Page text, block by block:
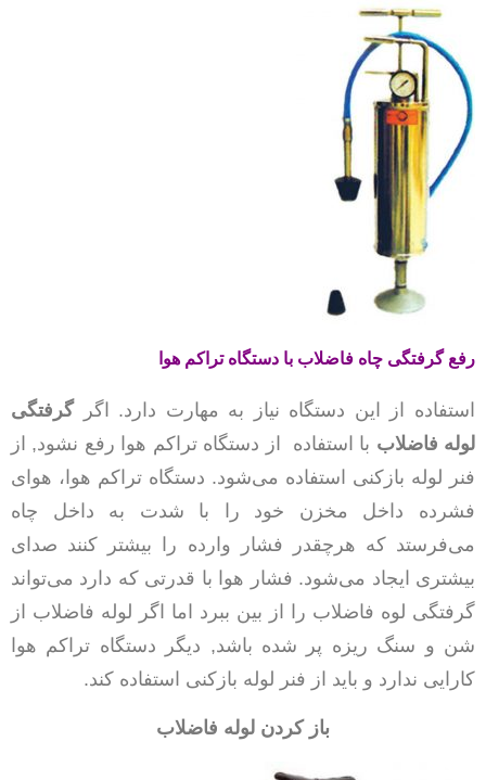
رفع گرفتگی چاه فاضلاب با دستگاه تراکم هوا
استفاده از این دستگاه نیاز به مهارت دارد. اگرگرفتگی
لوله فاضلاب با استفاده از دستگاه تراکم هوا رفع نشود, از
فنر لوله بازکنی استفاده می‌شود. دستگاه تراکم هوا، هوای
فشرده داخل مخزن خود را با شدت به داخل چاه
می‌فرستد که هرچقدر فشار وارده را بیشتر کنند صدای
بیشتری ایجاد می‌شود. فشار هوا با قدرتی که دارد می‌تواند
گرفتگی لوه فاضلاب را از بین ببرد اما اگر لوله فاضلاب از
شن و سنگ ریزه پر شده باشد, دیگر دستگاه تراکم هوا
کارایی ندارد و باید از فنر لوله بازکنی استفاده کند.
باز کردن لوله فاضلاب